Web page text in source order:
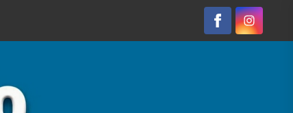
FacebookInstagram